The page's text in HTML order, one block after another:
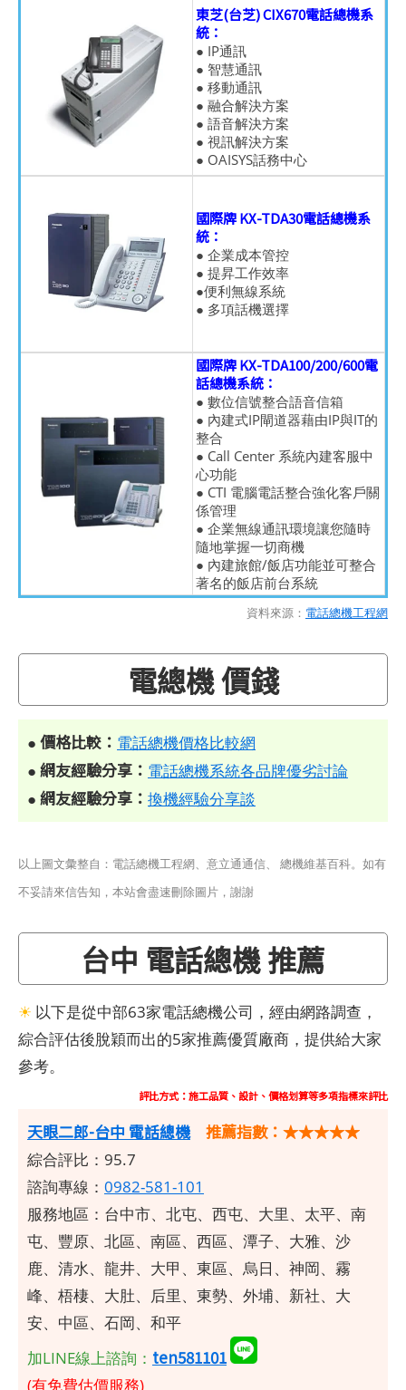
東芝(台芝) CIX670電話總機系
統：
● IP通訊
● 智慧通訊
● 移動通訊
● 融合解決方案
● 語音解決方案
● 視訊解決方案
● OAISYS話務中心
國際牌 KX-TDA30電話總機系
統：
● 企業成本管控
● 提昇工作效率
●便利無線系統
● 多項話機選擇
國際牌 KX-TDA100/200/600電
話總機系統：
● 數位信號整合語音信箱
● 內建式IP閘道器藉由IP與IT的
整合
● Call Center 系統內建客服中
心功能
● CTI 電腦電話整合強化客戶關
係管理
● 企業無線通訊環境讓您隨時
隨地掌握一切商機
● 內建旅館/飯店功能並可整合
著名的飯店前台系統
資料來源： 電話總機工程網
電總機 價錢
● 價格比較： 電話總機價格比較網
● 網友經驗分享： 電話總機系統各品牌優劣討論
● 網友經驗分享： 換機經驗分享談
以上圖文彙整自：電話總機工程網、意立通通信、 總機維基百科。如有
不妥請來信告知，本站會盡速刪除圖片，謝謝
台中 電話總機 推薦
☀ 以下是從中部63家電話總機公司，經由網路調查，
綜合評估後脫穎而出的5家推薦優質廠商，提供給大家
參考。
評比方式：施工品質、設計、價格划算等多項指標來評比
天眼二郎-台中 電話總機 推薦指數：★★★★★
綜合評比：95.7
諮詢專線： 0982-581-101
服務地區：台中市、北屯、西屯、大里、太平、南
屯、豐原、北區、南區、西區、潭子、大雅、沙
鹿、清水、龍井、大甲、東區、烏日、神岡、霧
峰、梧棲、大肚、后里、東勢、外埔、新社、大
安、中區、石岡、和平
加LINE線上諮詢： ten581101
(有免費估價服務)